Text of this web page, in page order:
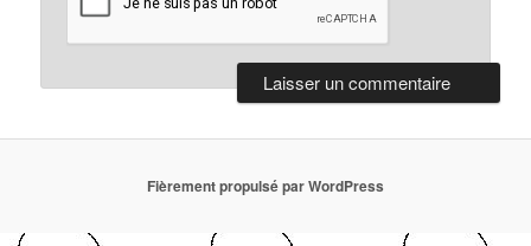
Fièrement propulsé par WordPress